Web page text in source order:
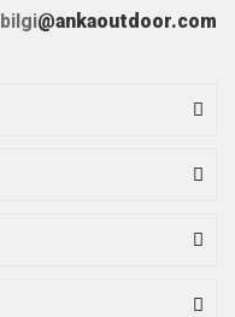
bilgi@ankaoutdoor.com